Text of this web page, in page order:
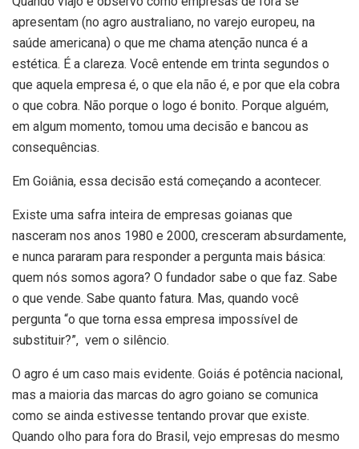
apresentam (no agro australiano, no varejo europeu, na
saúde americana) o que me chama atenção nunca é a
estética. É a clareza. Você entende em trinta segundos o
que aquela empresa é, o que ela não é, e por que ela cobra
o que cobra. Não porque o logo é bonito. Porque alguém,
em algum momento, tomou uma decisão e bancou as
consequências.
Em Goiânia, essa decisão está começando a acontecer.
Existe uma safra inteira de empresas goianas que
nasceram nos anos 1980 e 2000, cresceram absurdamente,
e nunca pararam para responder a pergunta mais básica:
quem nós somos agora? O fundador sabe o que faz. Sabe
o que vende. Sabe quanto fatura. Mas, quando você
pergunta “o que torna essa empresa impossível de
substituir?”, vem o silêncio.
O agro é um caso mais evidente. Goiás é potência nacional,
mas a maioria das marcas do agro goiano se comunica
como se ainda estivesse tentando provar que existe.
Quando olho para fora do Brasil, vejo empresas do mesmo